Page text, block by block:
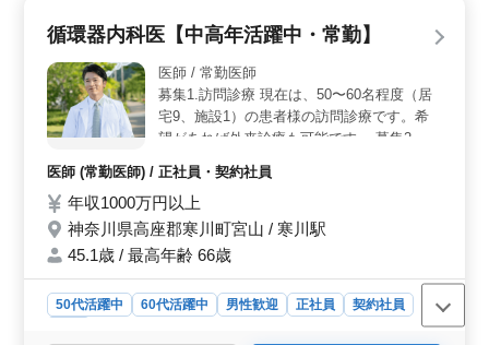
です。経験豊富な方は条件面での優遇もあり、スタッフ
間のサポート体制も整っています。 ＜経験豊富な医
師の活躍の場＞ 当医院では、歯科医師経験10年以上の
方を歓迎し、条件面での優遇を行っています。若いスタ
ッフが経験豊富な先生方の知識や技術を学び、より質の
高い医療を提供できるよう取り組んでいます。現在、中
高年世代の方も活躍中で、経験を活かし、医療の最前線
でご活躍いただけます。 ＜アットホームな医療環境
＞ 当医院はアットホームな雰囲気が魅力であり、スタ
ッフ同士の協力体制も整っています。患者様との信頼関
係を築きながら、質の高い医療を提供することを目指し
ています。皆さまのご応募を心よりお待ちしています。
循環器内科医【中高年活躍中・常勤】
医師 / 常勤医師
募集1.訪問診療 現在は、50〜60名程度（居
宅9、施設1）の患者様の訪問診療です。希
望があれば外来診療も可能です。 募集2.内
若手〜中堅の次世代の地域医療を担って頂け
る方。 夜間当直：有り （内科医は、月3回
（平日2回、土日祝1回）。訪問診療医はな
し。当直なしのご相談も可能です。）
医師 (常勤医師) / 正社員・契約社員
年収1000万円以上
神奈川県高座郡寒川町宮山 / 寒川駅
45.1歳 / 最高年齢 66歳
50代活躍中 60代活躍中 男性歓迎 正社員
契約社員